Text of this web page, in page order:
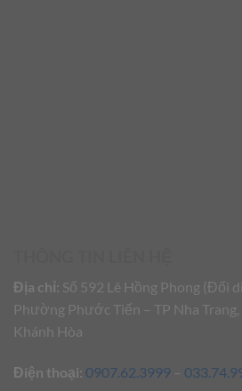
Địa chỉ: Số 592 Lê Hồng Phong (Đối
Phường Phước Tiến – TP Nha
Khánh Hòa
Điện thoại: 0907.62.3999 –